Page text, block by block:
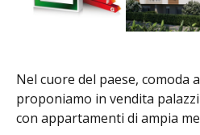
Nel cuore del paese, comoda
proponiamo in vendita
con appartamenti di ampia